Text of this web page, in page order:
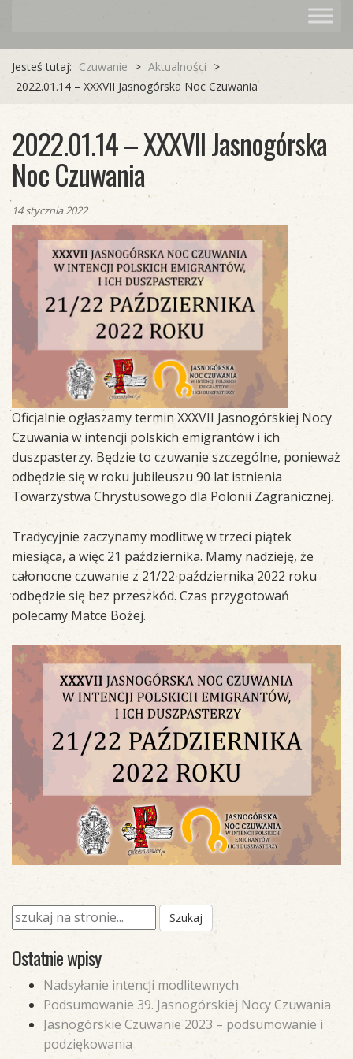
Jesteś tutaj: Czuwanie > Aktualności >
2022.01.14 – XXXVII Jasnogórska Noc Czuwania
2022.01.14 – XXXVII Jasnogórska
Noc Czuwania
14 stycznia 2022
Oficjalnie ogłaszamy termin XXXVII Jasnogórskiej Nocy
Czuwania w intencji polskich emigrantów i ich
duszpasterzy. Będzie to czuwanie szczególne, ponieważ
odbędzie się w roku jubileuszu 90 lat istnienia
Towarzystwa Chrystusowego dla Polonii Zagranicznej.
Tradycyjnie zaczynamy modlitwę w trzeci piątek
miesiąca, a więc 21 października. Mamy nadzieję, że
całonocne czuwanie z 21/22 października 2022 roku
odbędzie się bez przeszkód. Czas przygotowań
polecamy Matce Bożej.
Ostatnie wpisy
Nadsyłanie intencji modlitewnych
Podsumowanie 39. Jasnogórskiej Nocy Czuwania
Jasnogórskie Czuwanie 2023 – podsumowanie i
podziękowania